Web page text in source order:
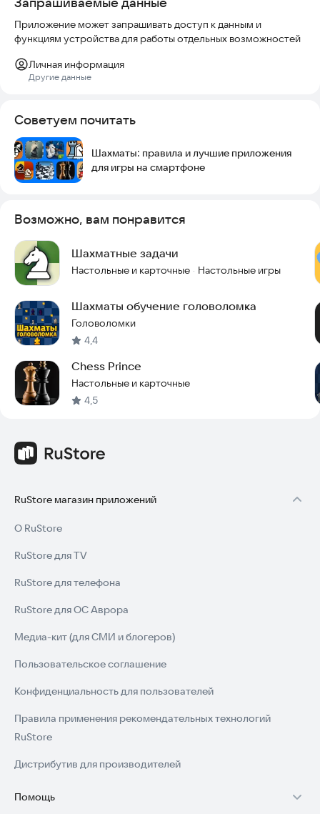
Приложение может запрашивать доступ к данным и
функциям устройства для работы отдельных возможностей
Личная информация
Другие данные
Советуем почитать
Шахматы: правила и лучшие приложения
для игры на смартфоне
Возможно, вам понравится
Шахматные задачи
Настольные и карточные · Настольные игры
Шахматы обучение головоломка
Головоломки
4,4
Chess Prince
Настольные и карточные
4,5
RuStore магазин приложений
О RuStore
RuStore для TV
RuStore для телефона
RuStore для ОС Аврора
Медиа-кит (для СМИ и блогеров)
Пользовательское соглашение
Конфиденциальность для пользователей
Правила применения рекомендательных технологий
RuStore
Дистрибутив для производителей
Помощь